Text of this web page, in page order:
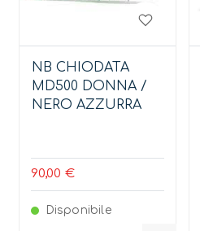
NB CHIODATA
MD500 DONNA /
NERO AZZURRA
90,00 €
Disponibile